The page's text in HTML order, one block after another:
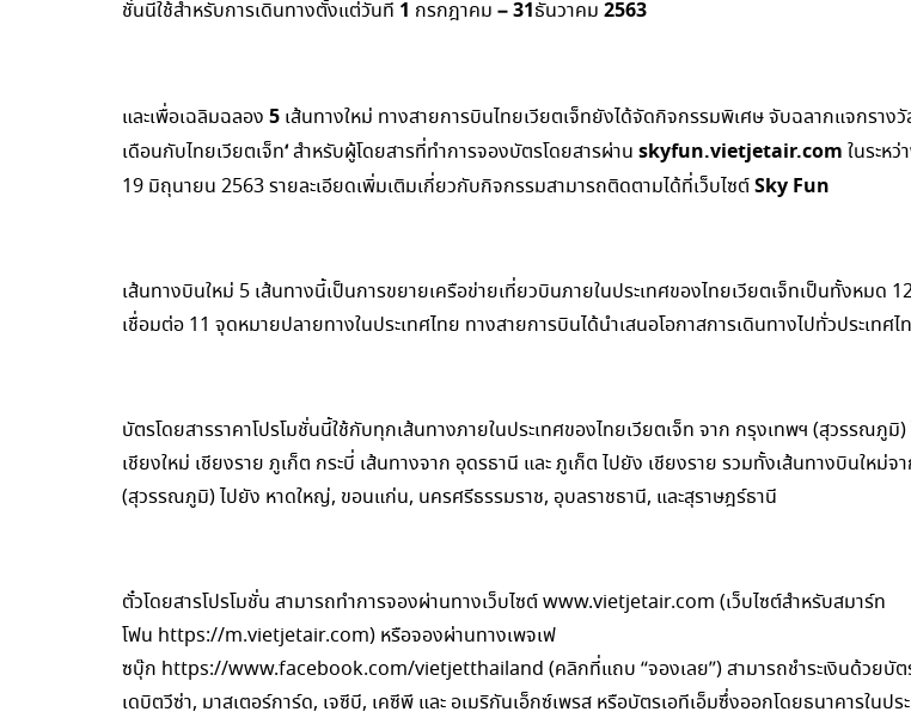
ชั่นนี้ใช้สำหรับการเดินทางตั้งแต่วันที่ 1 กรกฎาคม – 31ธันวาคม 2563
และเพื่อเฉลิมฉลอง 5 เส้นทางใหม่ ทางสายการบินไทยเวียตเจ็ทยังได้จัดกิจกรรมพิเศษ จับฉลากแจกรางวั
เดือนกับไทยเวียตเจ็ท‘สำหรับผู้โดยสารที่ทำการจองบัตรโดยสารผ่าน skyfun.vietjetair.com ในระห
19 มิถุนายน 2563 รายละเอียดเพิ่มเติมเกี่ยวกับกิจกรรมสามารถติดตามได้ที่เว็บไซต์Sky Fun
เส้นทางบินใหม่ 5 เส้นทางนี้เป็นการขยายเครือข่ายเที่ยวบินภายในประเทศของไทยเวียตเจ็ทเป็นทั้งหมด
เชื่อมต่อ 11 จุดหมายปลายทางในประเทศไทย ทางสายการบินได้นำเสนอโอกาสการเดินทางไปทั่วประเทศไ
บัตรโดยสารราคาโปรโมชั่นนี้ใช้กับทุกเส้นทางภายในประเทศของไทยเวียตเจ็ท จาก กรุงเทพฯ (สุวรรณภูมิ)
เชียงใหม่ เชียงราย ภูเก็ต กระบี่ เส้นทางจาก อุดรธานี และ ภูเก็ต ไปยัง เชียงราย รวมทั้งเส้นทางบินใหม่จ
(สุวรรณภูมิ) ไปยัง หาดใหญ่, ขอนแก่น, นครศรีธรรมราช, อุบลราชธานี, และสุราษฎร์ธานี
ตั๋วโดยสารโปรโมชั่น สามารถทำการจองผ่านทางเว็บไซต์ www.vietjetair.com (เว็บไซต์สำหรับสมาร์ท
โฟน https://m.vietjetair.com) หรือจองผ่านทางเพจเฟ
ซบุ๊ก https://www.facebook.com/vietjetthailand (คลิกที่แถบ “จองเลย”) สามารถชำระเงินด้วยบัต
เดบิตวีซ่า, มาสเตอร์การ์ด, เจซีบี, เคซีพี และ อเมริกันเอ็กซ์เพรส หรือบัตรเอทีเอ็มซึ่งออกโดยธนาคารในปร